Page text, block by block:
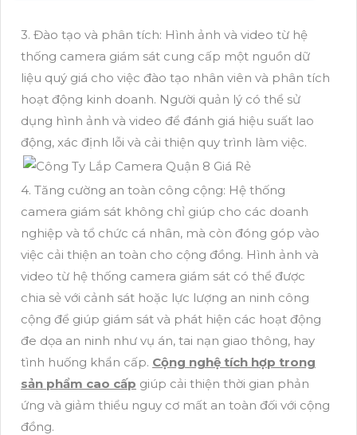
3. Đào tạo và phân tích: Hình ảnh và video từ hệ
thống camera giám sát cung cấp một nguồn dữ
liệu quý giá cho việc đào tạo nhân viên và phân tích
hoạt động kinh doanh. Người quản lý có thể sử
dụng hình ảnh và video để đánh giá hiệu suất lao
động, xác định lỗi và cải thiện quy trình làm việc.
4. Tăng cường an toàn công cộng: Hệ thống
camera giám sát không chỉ giúp cho các doanh
nghiệp và tổ chức cá nhân, mà còn đóng góp vào
việc cải thiện an toàn cho cộng đồng. Hình ảnh và
video từ hệ thống camera giám sát có thể được
chia sẻ với cảnh sát hoặc lực lượng an ninh công
cộng để giúp giám sát và phát hiện các hoạt động
đe dọa an ninh như vụ án, tai nạn giao thông, hay
tình huống khẩn cấp. Cộng nghệ tích hợp trong
sản phẩm cao cấp giúp cải thiện thời gian phản
ứng và giảm thiểu nguy cơ mất an toàn đối với cộng
đồng.